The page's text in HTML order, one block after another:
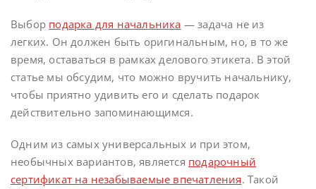
Выбор подарка для начальника — задача не из
легких. Он должен быть оригинальным, но, в то же
время, оставаться в рамках делового этикета. В этой
статье мы обсудим, что можно вручить начальнику,
чтобы приятно удивить его и сделать подарок
действительно запоминающимся.
Одним из самых универсальных и при этом,
необычных вариантов, является подарочный
сертификат на незабываемые впечатления. Такой